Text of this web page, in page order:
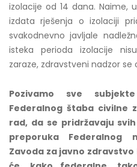
izolacije od 14 dana. Naime,
izdata rješenja o izolaciji
svakodnevno javljale
isteka perioda izolacije
zaraze, zdravstveni nadzor se
Pozivamo sve
Federalnog štaba civilne
rad, da se pridržavaju
preporuka Federalnog
Zavoda za javno